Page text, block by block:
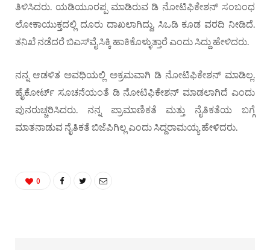
ತಿಳಿಸಿದರು. ಯಡಿಯೂರಪ್ಪ ಮಾಡಿರುವ ಡಿ ನೋಟಿಫಿಕೇಶನ್ ಸಂಬಂಧ
ಲೋಕಾಯುಕ್ತದಲ್ಲಿ ದೂರು ದಾಖಲಾಗಿದ್ದು, ಸಿಒಡಿ ಕೂಡ ವರದಿ ನೀಡಿದೆ.
ತನಿಖೆ ನಡೆದರೆ ಬಿಎಸ್‌ವೈ ಸಿಕ್ಕಿ ಹಾಕಿಕೊಳ್ಳುತ್ತಾರೆ ಎಂದು ಸಿದ್ದು ಹೇಳಿದರು.
ನನ್ನ ಆಡಳಿತ ಅವಧಿಯಲ್ಲಿ ಅಕ್ರಮವಾಗಿ ಡಿ ನೋಟಿಫಿಕೇಶನ್ ಮಾಡಿಲ್ಲ.
ಹೈಕೋರ್ಟ್ ಸೂಚನೆಯಂತೆ ಡಿ ನೋಟಿಫಿಕೇಶನ್ ಮಾಡಲಾಗಿದೆ ಎಂದು
ಪುನರುಚ್ಚರಿಸಿದರು. ನನ್ನ ಪ್ರಾಮಾಣಿಕತೆ ಮತ್ತು ನೈತಿಕತೆಯ ಬಗ್ಗೆ
ಮಾತನಾಡುವ ನೈತಿಕತೆ ಬಿಜೆಪಿಗಿಲ್ಲ ಎಂದು ಸಿದ್ದರಾಮಯ್ಯ ಹೇಳಿದರು.
0